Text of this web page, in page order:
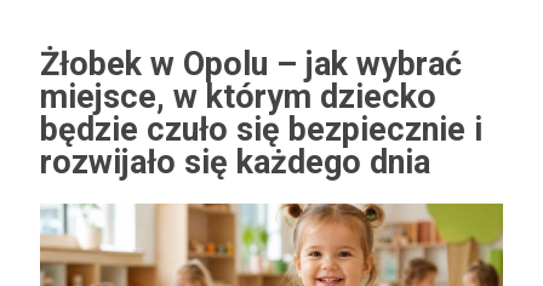
Żłobek w Opolu – jak wybrać
miejsce, w którym dziecko
będzie czuło się bezpiecznie i
rozwijało się każdego dnia